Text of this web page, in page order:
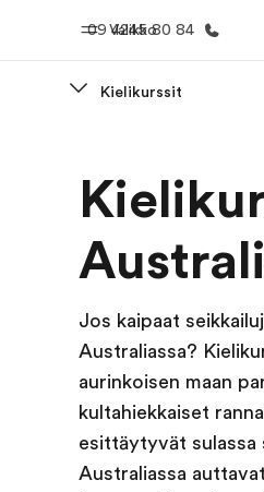
Valikko
09 4245 80 84
Tervetuloa EF:n
Kielikurssit
Jos kaipaat
Australiassa?
aurinkoisen maan
kultahiekkaiset
esittäytyvät sulassa
Australiassa